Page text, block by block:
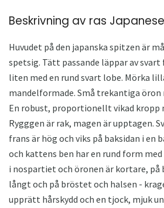
Beskrivning av ras
Huvudet på den japanska spitzen är
spetsig. Tätt passande läppar av
liten med en rund svart lobe. Mörka
mandelformade. Små trekantiga öron
En robust, proportionellt vikad kropp
Rygggen är rak, magen är upptagen.
frans är hög och viks på baksidan i en
och kattens ben har en rund form
i nospartiet och öronen är kortare,
långt och på bröstet och halsen -
upprätt hårskydd och en tjock, mjuk